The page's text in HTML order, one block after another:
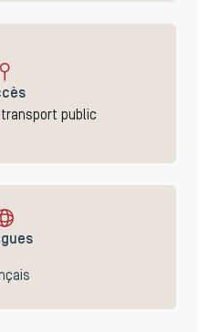
public